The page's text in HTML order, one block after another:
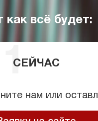
как всё будет:
СЕЙЧАС
нам или